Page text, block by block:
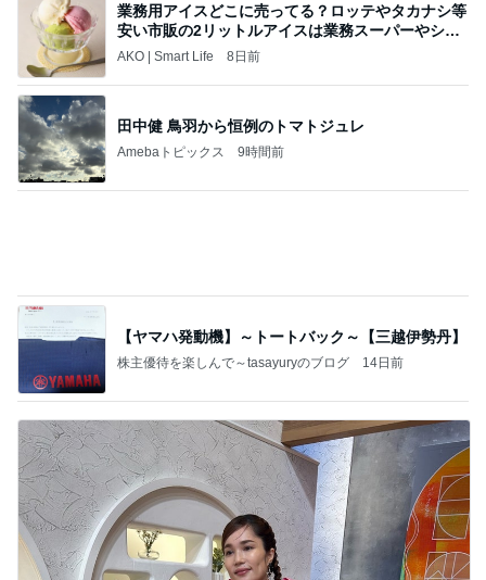
業務用アイスどこに売ってる？ロッテやタカナシ等
安い市販の2リットルアイスは業務スーパーやシャ
トレ
AKO | Smart Life 8日前
田中健 鳥羽から恒例のトマトジュレ
Amebaトピックス 9時間前
【ヤマハ発動機】～トートバック～【三越伊勢丹】
株主優待を楽しんで～tasayuryのブログ 14日前